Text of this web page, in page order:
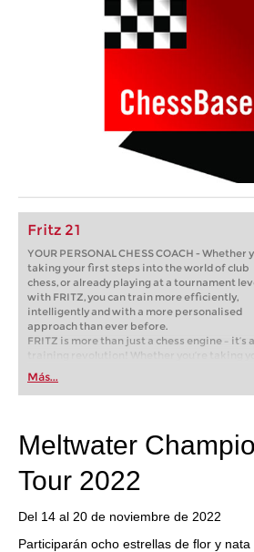
Fritz 21
YOUR PERSONAL CHESS COACH - Whether
taking your first steps into the world of club
chess, or already playing at a tournament
with FRITZ, you can train more efficiently,
intelligently and with a more personalised
approach than ever before.
FRITZ is more than just a chess engine – it’s a
training revolution! Whether you’re taking
first steps into the world of club chess, or
playing at a tournament level: with FRITZ, you
train more efficiently, intelligently and with
Más...
Meltwater
Tour 2022
Del 14 al 20 de noviembre de 2022
Participarán ocho estrellas de flor y